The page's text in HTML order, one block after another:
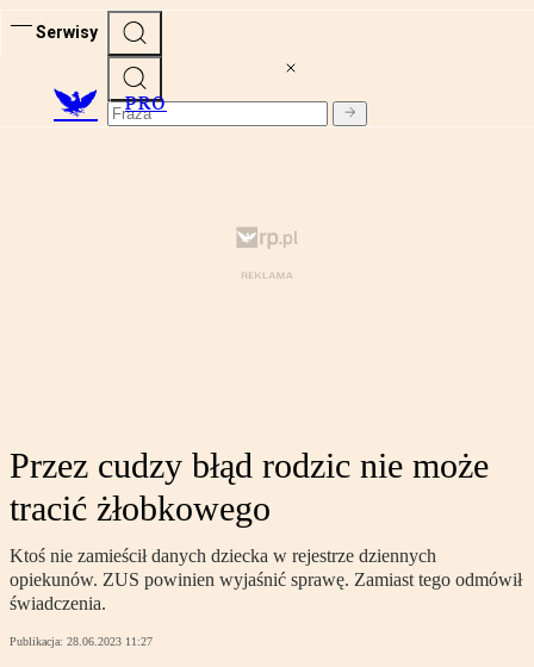
Serwisy
PRO
Przez cudzy błąd rodzic nie może
tracić żłobkowego
Ktoś nie zamieścił danych dziecka w rejestrze dziennych
opiekunów. ZUS powinien wyjaśnić sprawę. Zamiast tego odmówił
świadczenia.
Publikacja: 28.06.2023 11:27